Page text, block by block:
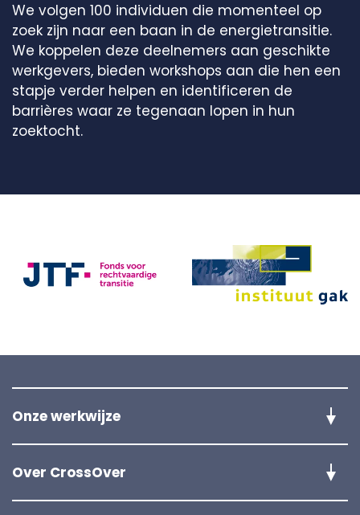
We volgen 100 individuen die momenteel op
zoek zijn naar een baan in de energietransitie.
We koppelen deze deelnemers aan geschikte
werkgevers, bieden workshops aan die hen een
stapje verder helpen en identificeren de
barrières waar ze tegenaan lopen in hun
zoektocht.
Onze werkwijze
Over CrossOver